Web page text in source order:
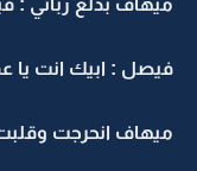
ميهاف بدلع رباني :
فيصل : ابيك انت يا
ميهاف انحرجت